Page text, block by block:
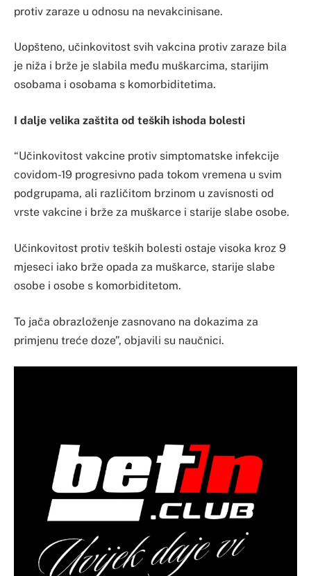
protiv zaraze u odnosu na nevakcinisane.
Uopšteno, učinkovitost svih vakcina protiv zaraze bila
je niža i brže je slabila među muškarcima, starijim
osobama i osobama s komorbiditetima.
I dalje velika zaštita od teških ishoda bolesti
“Učinkovitost vakcine protiv simptomatske infekcije
covidom-19 progresivno pada tokom vremena u svim
podgrupama, ali različitom brzinom u zavisnosti od
vrste vakcine i brže za muškarce i starije slabe osobe.
Učinkovitost protiv teških bolesti ostaje visoka kroz 9
mjeseci iako brže opada za muškarce, starije slabe
osobe i osobe s komorbiditetom.
To jača obrazloženje zasnovano na dokazima za
primjenu treće doze”, objavili su naučnici.